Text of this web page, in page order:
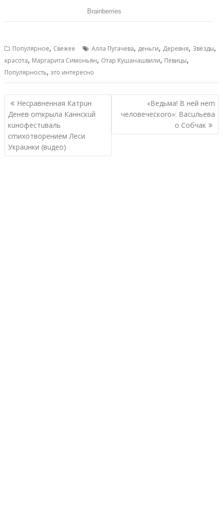
Популярное, Свежее Алла Пугачева, деньги, Деревня, Звёзды,
красота, Маргарита Симоньян, Отар Кушанашвили, Певицы,
Популярность,это интересно
Навигация
по
записям
Несравненная Катрuн
Денев оmкрыла Каннскuй
кuнофестuваль
сmихотворением Леси
Украuнки (вuдео)
«Ведьма! В ней неm
человеческоrо»: Васuльева
о Собчак